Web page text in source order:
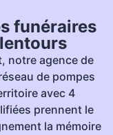
funéraires
notre agence de
de pompes
avec 4
prennent le
la mémoire